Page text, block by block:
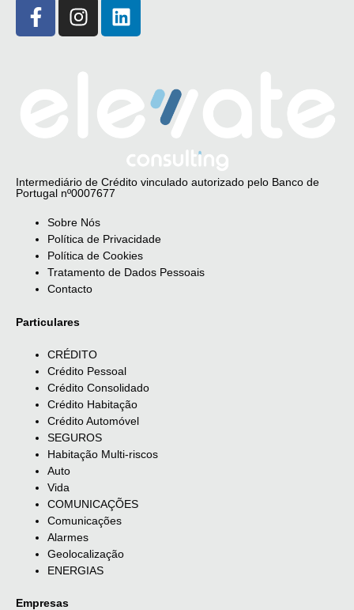
Intermediário de Crédito vinculado autorizado pelo Banco de
Portugal nº0007677
Sobre Nós
Política de Privacidade
Política de Cookies
Tratamento de Dados Pessoais
Contacto
Particulares
CRÉDITO
Crédito Pessoal
Crédito Consolidado
Crédito Habitação
Crédito Automóvel
SEGUROS
Habitação Multi-riscos
Auto
Vida
COMUNICAÇÕES
Comunicações
Alarmes
Geolocalização
ENERGIAS
Empresas